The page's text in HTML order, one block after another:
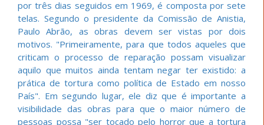
por três dias seguidos em 1969, é composta por sete
telas. Segundo o presidente da Comissão de Anistia,
Paulo Abrão, as obras devem ser vistas por dois
motivos. "Primeiramente, para que todos aqueles que
criticam o processo de reparação possam visualizar
aquilo que muitos ainda tentam negar ter existido: a
prática de tortura como política de Estado em nosso
País". Em segundo lugar, ele diz que é importante a
visibilidade das obras para que o maior número de
pessoas possa "ser tocado pelo horror que a tortura